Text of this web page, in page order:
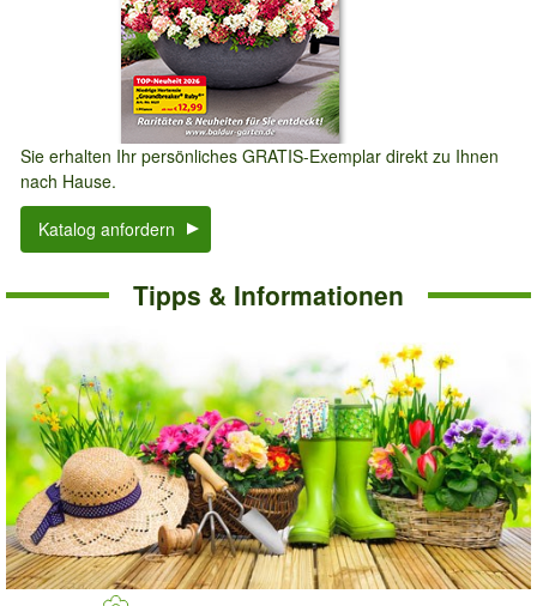
Sie erhalten Ihr persönliches GRATIS-Exemplar direkt zu Ihnen
nach Hause.
Katalog anfordern
Tipps & Informationen